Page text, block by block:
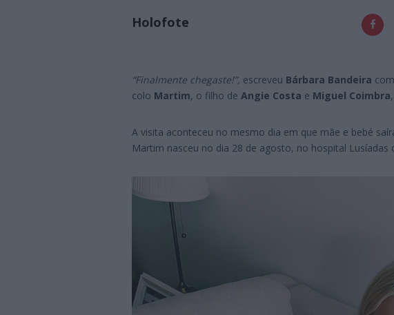
Holofote
“Finalmente chegaste!”, escreveu Bárbara Bandeira
colo Martim, o filho de Angie Costa e Miguel Coimbra
A visita aconteceu no mesmo dia em que mãe e bebé
Martim nasceu no dia 28 de agosto, no hospital Lusíadas